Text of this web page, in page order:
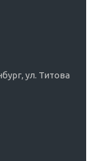
ул. Титова